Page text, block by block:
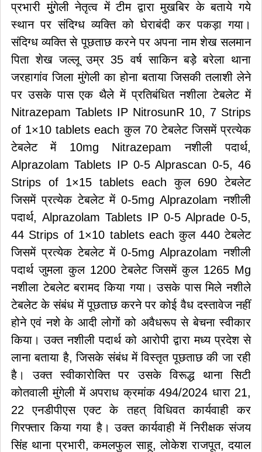
प्रभारी मुुंगेली नेतृत्व में टीम द्वारा मुखबिर के बताये गये
स्थान पर संदिग्ध व्यक्ति को घेराबंदी कर पकड़ा गया।
संदिग्ध व्यक्ति से पूछताछ करने पर अपना नाम शेख सलमान
पिता शेख जल्लू उम्र 35 वर्ष साकिन बड़ेे बरेला थाना
जरहागांव जिला मुंगेली का होना बताया जिसकी तलाशी लेने
पर उसके पास एक थैले में प्रतिबंधित नशीला टेबलेट में
Nitrazepam Tablets IP NitrosunR 10, 7 Strips
of 1×10 tablets each कुल 70 टेबलेट जिसमें प्रत्येक
टेबलेट में 10mg Nitrazepam नशीली पदार्थ,
Alprazolam Tablets IP 0-5 Alprascan 0-5, 46
Strips of 1×15 tablets each कुल 690 टेबलेट
जिसमें प्रत्येक टेबलेट में 0-5mg Alprazolam नशीली
पदार्थ, Alprazolam Tablets IP 0-5 Alprade 0-5,
44 Strips of 1×10 tablets each कुल 440 टेबलेट
जिसमें प्रत्येक टेबलेट में 0-5mg Alprazolam नशीली
पदार्थ जुमला कुल 1200 टेबलेट जिसमें कुल 1265 Mg
नशीला टेबलेट बरामद किया गया। उसके पास मिले नशीले
टेबलेट के संबंध में पूछताछ करने पर कोई वैध दस्तावेज नहीं
होने एवं नशे के आदी लोगों को अवैधरूप से बेचना स्वीकार
किया। उक्त नशीली पदार्थ को आरोपी द्वारा मध्य प्रदेश से
लाना बताया है, जिसके संबंध में विस्तृत पूछताछ की जा रही
है। उक्त स्वीकारोक्ति पर उसके विरूद्ध थाना सिटी
कोतवाली मुंगेली में अपराध क्रमांक 494/2024 धारा 21,
22 एनडीपीएस एक्ट के तहत् विधिवत कार्यवाही कर
गिरफ्तार किया गया है। उक्त कार्यवाही में निरीक्षक संजय
सिंह थाना प्रभारी, कमलफुल साहू, लोकेश राजपूत, दयाल